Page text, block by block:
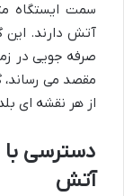
سمت ایستگاه
آتش دارند. این
صرفه جویی در
مقصد می رساند،
از هر نقشه ای
دسترسی
آتش